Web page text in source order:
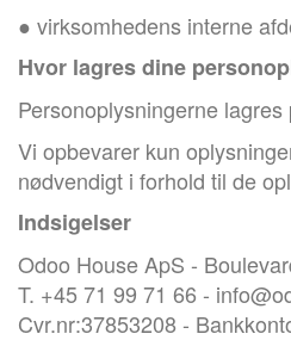
● virksomhedens interne
Hvor lagres dine
Personoplysningerne
Vi opbevarer kun
nødvendigt i forhold til de
Indsigelser
Odoo House ApS -
T. +45 71 99 71 66 -
Cvr.nr:37853208 -